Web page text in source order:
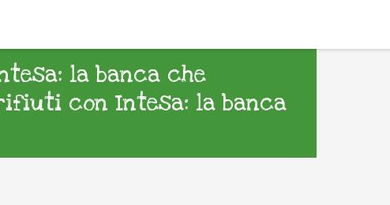
la banca che
con Intesa: la banca